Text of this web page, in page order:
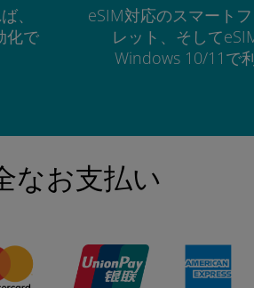
、
化で
eSIM対応のスマート
レット、そして
Windows 10/11で
なお支払い